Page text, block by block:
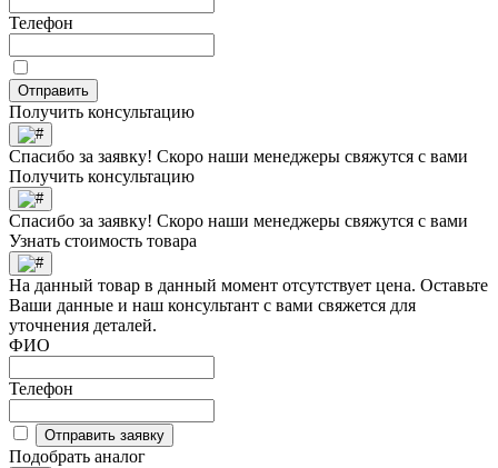
Телефон
Отправить
Получить консультацию
Спасибо за заявку! Скоро наши менеджеры свяжутся с вами
Получить консультацию
Спасибо за заявку! Скоро наши менеджеры свяжутся с вами
Узнать стоимость товара
На данный товар в данный момент отсутствует цена. Оставьте
Ваши данные и наш консультант с вами свяжется для
уточнения деталей.
ФИО
Телефон
Отправить заявку
Подобрать аналог